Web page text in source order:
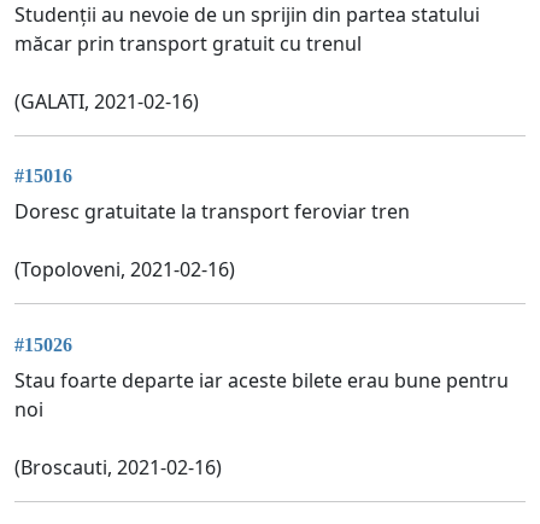
Studenții au nevoie de un sprijin din partea statului
măcar prin transport gratuit cu trenul
(GALATI, 2021-02-16)
#15016
Doresc gratuitate la transport feroviar tren
(Topoloveni, 2021-02-16)
#15026
Stau foarte departe iar aceste bilete erau bune pentru
noi
(Broscauti, 2021-02-16)